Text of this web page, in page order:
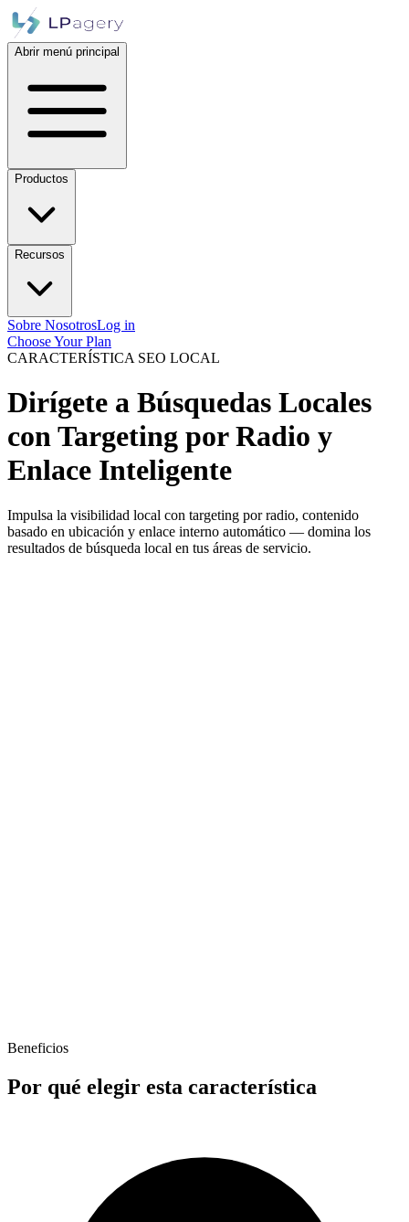
Abrir menú principal
Productos
Recursos
Sobre NosotrosLog in
Choose Your Plan
CARACTERÍSTICA SEO LOCAL
Dirígete a Búsquedas Locales
con Targeting por Radio y
Enlace Inteligente
Impulsa la visibilidad local con targeting por radio, contenido
basado en ubicación y enlace interno automático — domina los
resultados de búsqueda local en tus áreas de servicio.
Service Area (25mi radius)
Beneficios
Por qué elegir esta característica